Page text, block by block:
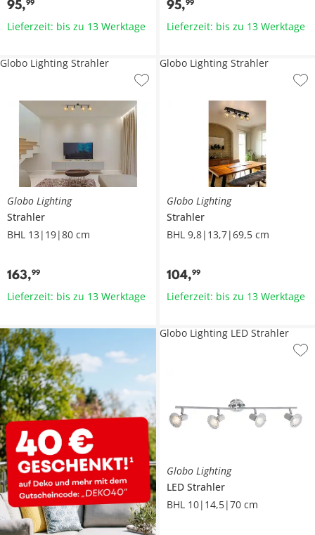
95,99
Lieferzeit: bis zu 13 Werktage
95,99
Lieferzeit: bis zu 13 Werktage
Globo Lighting
Strahler
BHL 13|19|80 cm
163,99
Globo Lighting Strahler
Lieferzeit: bis zu 13 Werktage
Globo Lighting
Strahler
BHL 9,8|13,7|69,5 cm
104,99
Globo Lighting Strahler
Lieferzeit: bis zu 13 Werktage
Globo Lighting
LED Strahler
BHL 10|14,5|70 cm
Globo Lighting LED Strahler